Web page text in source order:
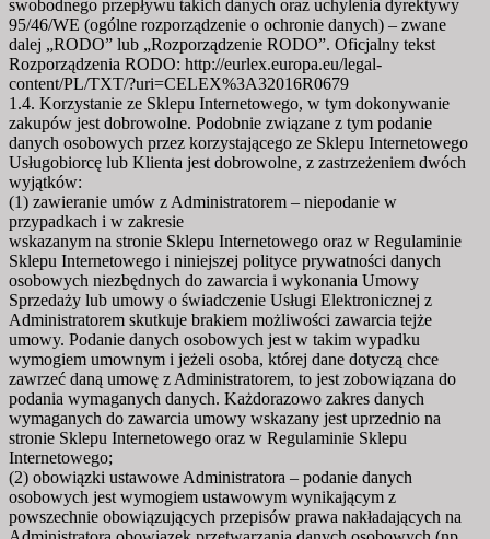
swobodnego przepływu takich danych oraz uchylenia dyrektywy
95/46/WE (ogólne rozporządzenie o ochronie danych) – zwane
dalej „RODO” lub „Rozporządzenie RODO”. Oficjalny tekst
Rozporządzenia RODO: http://eurlex.europa.eu/legal-
content/PL/TXT/?uri=CELEX%3A32016R0679
1.4. Korzystanie ze Sklepu Internetowego, w tym dokonywanie
zakupów jest dobrowolne. Podobnie związane z tym podanie
danych osobowych przez korzystającego ze Sklepu Internetowego
Usługobiorcę lub Klienta jest dobrowolne, z zastrzeżeniem dwóch
wyjątków:
(1) zawieranie umów z Administratorem – niepodanie w
przypadkach i w zakresie
wskazanym na stronie Sklepu Internetowego oraz w Regulaminie
Sklepu Internetowego i niniejszej polityce prywatności danych
osobowych niezbędnych do zawarcia i wykonania Umowy
Sprzedaży lub umowy o świadczenie Usługi Elektronicznej z
Administratorem skutkuje brakiem możliwości zawarcia tejże
umowy. Podanie danych osobowych jest w takim wypadku
wymogiem umownym i jeżeli osoba, której dane dotyczą chce
zawrzeć daną umowę z Administratorem, to jest zobowiązana do
podania wymaganych danych. Każdorazowo zakres danych
wymaganych do zawarcia umowy wskazany jest uprzednio na
stronie Sklepu Internetowego oraz w Regulaminie Sklepu
Internetowego;
(2) obowiązki ustawowe Administratora – podanie danych
osobowych jest wymogiem ustawowym wynikającym z
powszechnie obowiązujących przepisów prawa nakładających na